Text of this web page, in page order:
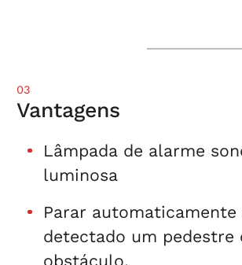
03
Vantagens
Lâmpada de alarme
luminosa
Parar
detectado um pedestre
obstáculo.